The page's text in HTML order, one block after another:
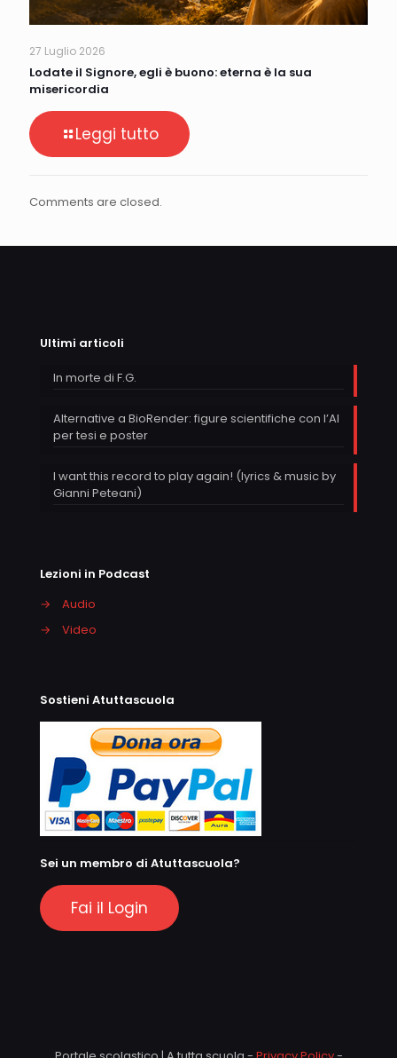
27 Luglio 2026
Lodate il Signore, egli è buono: eterna è la sua
misericordia
Leggi tutto
Comments are closed.
Ultimi articoli
In morte di F.G.
Alternative a BioRender: figure scientifiche con l’AI
per tesi e poster
I want this record to play again! (lyrics & music by
Gianni Peteani)
Lezioni in Podcast
→
Audio
→
Video
Sostieni Atuttascuola
Sei un membro di Atuttascuola?
Fai il Login